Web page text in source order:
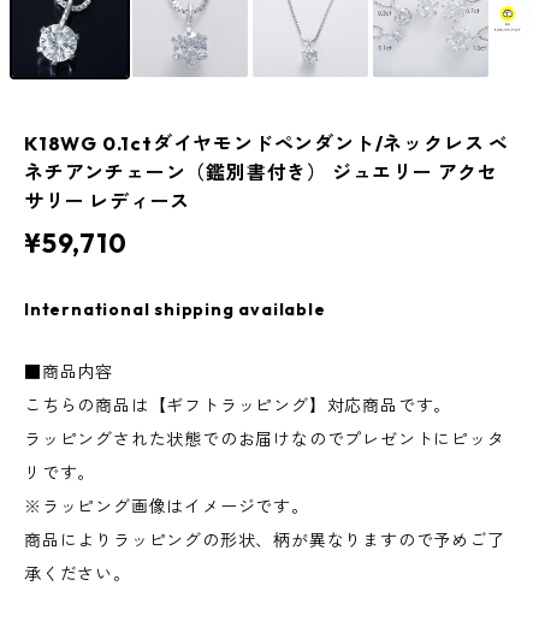
K18WG 0.1ctダイヤモンドペンダント/ネックレス ベ
ネチアンチェーン（鑑別書付き） ジュエリー アクセ
サリー レディース
¥59,710
International shipping available
■商品内容
こちらの商品は【ギフトラッピング】対応商品です。
ラッピングされた状態でのお届けなのでプレゼントにピッタ
リです。
※ラッピング画像はイメージです。
商品によりラッピングの形状、柄が異なりますので予めご了
承ください。